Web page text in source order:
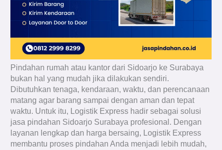
Pindahan rumah atau kantor dari Sidoarjo ke Surabaya
bukan hal yang mudah jika dilakukan sendiri.
Dibutuhkan tenaga, kendaraan, waktu, dan perencanaan
matang agar barang sampai dengan aman dan tepat
waktu. Untuk itu, Logistik Express hadir sebagai solusi
jasa pindahan Sidoarjo Surabaya profesional. Dengan
layanan lengkap dan harga bersaing, Logistik Express
membantu proses pindahan Anda menjadi lebih mudah,